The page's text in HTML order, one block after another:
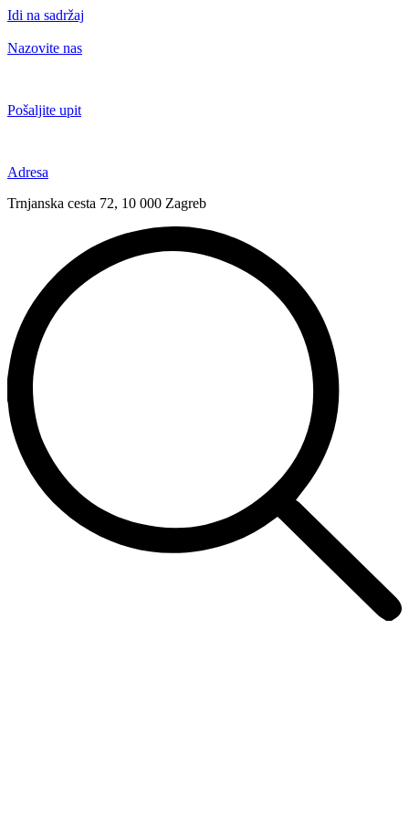
Idi na sadržaj
Nazovite nas
Pošaljite upit
Adresa
Trnjanska cesta 72, 10 000 Zagreb